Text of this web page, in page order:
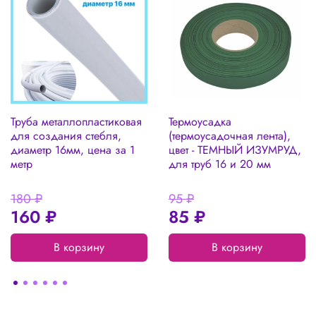
Труба металлопластиковая
для создания стебля,
диаметр 16мм, цена за 1
метр
180 ₽
160 ₽
В корзину
Термоусадка
(термоусадочная лента),
цвет - ТЕМНЫЙ ИЗУМРУД,
для труб 16 и 20 мм
95 ₽
85 ₽
В корзину